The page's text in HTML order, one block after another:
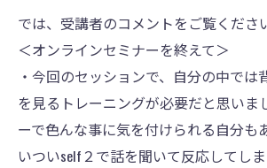
では、受講者のコメントをご覧くださ
＜オンラインセミナーを終えて＞
・今回のセッションで、自分の中では
を見るトレーニングが必要だと思いま
ーで色んな事に気を付けられる自分も
いついself２で話を聞いて反応してし